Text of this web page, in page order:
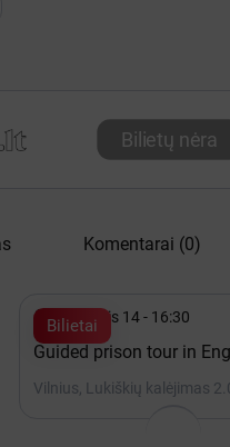
Bilietų nėra
Komentarai (0)
Bilietai
Rugpjūtis 14 - 16:30
Guided prison tour in
Vilnius, Lukiškių kalėjimas